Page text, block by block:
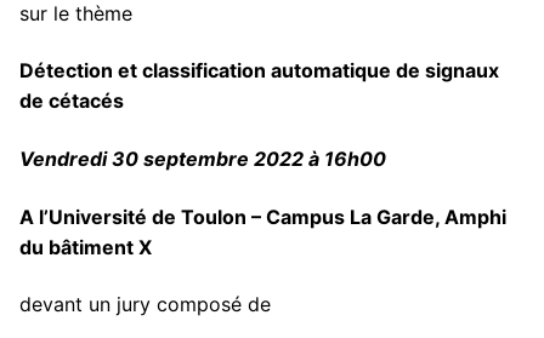
sur le thème
Détection et classification automatique de signaux
de cétacés
Vendredi 30 septembre 2022 à 16h00
A l’Université de Toulon – Campus La Garde, Amphi
du bâtiment X
devant un jury composé de